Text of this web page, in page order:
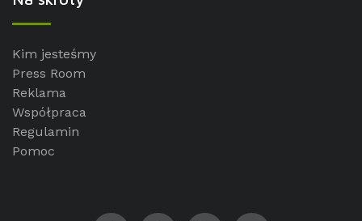
Kim jesteśmy
Press Room
Reklama
Współpraca
Regulamin
Pomoc